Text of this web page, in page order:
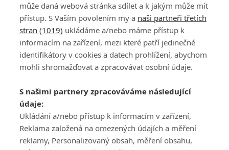
PŘIHLÁSIT
REGISTROVAT
DISKUZE
Šéfredaktorkou webu jePetr Slavík, e-mailserialy@fandimefilmu.cz
Máte-li zájem o inzerci na našem webu napište nám na e-mail
studio@koncal.com
Ochrana osobních údajů|Zásady používání cookies |Pravidla webu
Upravit nastavení soukromí
může daná webová stránka sdílet a k jakým může mít
přístup. S Vaším povolením my a naši partneři třetích
stran (1019) ukládáme a/nebo máme přístup k
informacím na zařízení, mezi které patří jedinečné
identifikátory v cookies a datech prohlížení, abychom
mohli shromažďovat a zpracovávat osobní údaje.
S našimi partnery zpracováváme následující
údaje:
Ukládání a/nebo přístup k informacím v zařízení,
Reklama založená na omezených údajích a měření
reklamy, Personalizovaný obsah, měření obsahu,